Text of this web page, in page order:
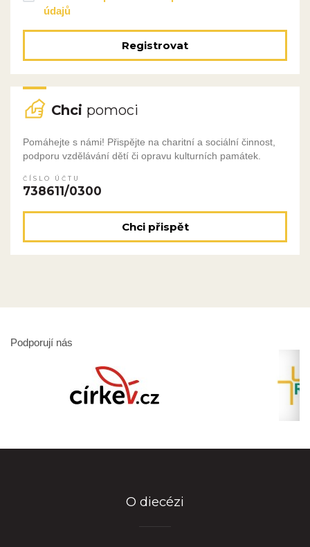
údajů
Registrovat
Chci pomoci
Pomáhejte s námi! Přispějte na charitní a sociální činnost,
podporu vzdělávání dětí či opravu kulturních památek.
ČÍSLO ÚČTU
738611/0300
Chci přispět
Podporují nás
O diecézi